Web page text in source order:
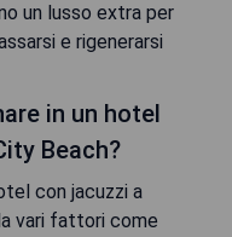
un lusso extra per
e rigenerarsi
in un hotel
Beach?
con jacuzzi a
vari fattori come